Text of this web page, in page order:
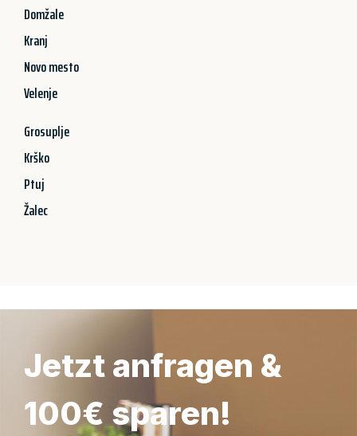
Domžale
Kranj
Novo mesto
Velenje
Grosuplje
Krško
Ptuj
Žalec
Jetzt anfragen &
100€ sparen!